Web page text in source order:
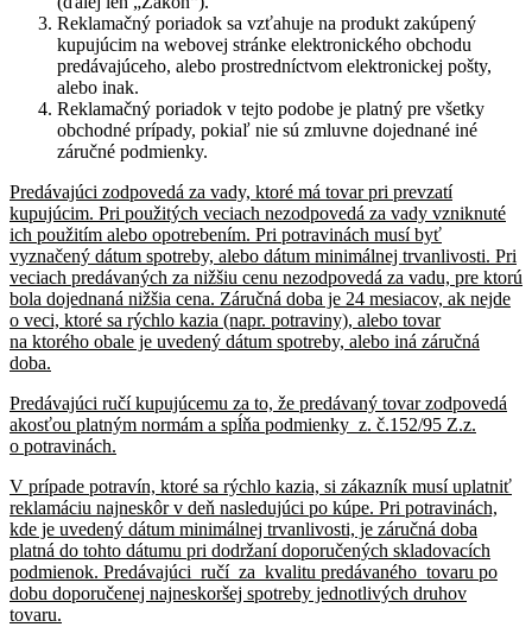
Reklamačný poriadok sa vzťahuje na produkt zakúpený
kupujúcim na webovej stránke elektronického obchodu
predávajúceho, alebo prostredníctvom elektronickej pošty,
alebo inak.
Reklamačný poriadok v tejto podobe je platný pre všetky
obchodné prípady, pokiaľ nie sú zmluvne dojednané iné
záručné podmienky.
Predávajúci zodpovedá za vady, ktoré má tovar pri prevzatí
kupujúcim. Pri použitých veciach nezodpovedá za vady vzniknuté
ich použitím alebo opotrebením. Pri potravinách musí byť
vyznačený dátum spotreby, alebo dátum minimálnej trvanlivosti. Pri
veciach predávaných za nižšiu cenu nezodpovedá za vadu, pre ktorú
bola dojednaná nižšia cena. Záručná doba je 24 mesiacov, ak nejde
o veci, ktoré sa rýchlo kazia (napr. potraviny), alebo tovar
na ktorého obale je uvedený dátum spotreby, alebo iná záručná
doba.
Predávajúci ručí kupujúcemu za to, že predávaný tovar zodpovedá
akosťou platným normám a spĺňa podmienky z. č.152/95 Z.z.
o potravinách.
V prípade potravín, ktoré sa rýchlo kazia, si zákazník musí uplatniť
reklamáciu najneskôr v deň nasledujúci po kúpe. Pri potravinách,
kde je uvedený dátum minimálnej trvanlivosti, je záručná doba
platná do tohto dátumu pri dodržaní doporučených skladovacích
podmienok. Predávajúci ručí za kvalitu predávaného tovaru po
dobu doporučenej najneskoršej spotreby jednotlivých druhov
tovaru.